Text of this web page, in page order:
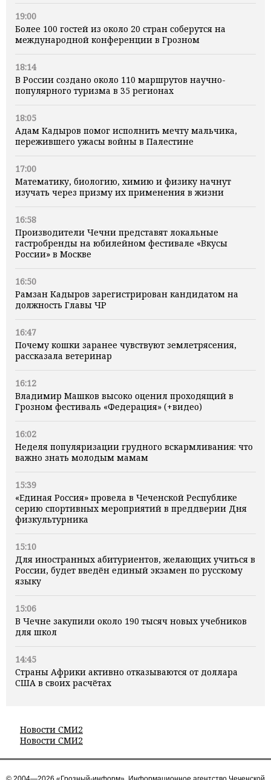
19:00
Более 100 гостей из около 20 стран соберутся на
международной конференции в Грозном
18:14
В России создано около 110 маршрутов научно-
популярного туризма в 35 регионах
18:05
Адам Кадыров помог исполнить мечту мальчика,
пережившего ужасы войны в Палестине
17:00
Математику, биологию, химию и физику начнут
изучать через призму их применения в жизни
16:58
Производители Чечни представят локальные
гастробренды на юбилейном фестивале «Вкусы
России» в Москве
16:50
Рамзан Кадыров зарегистрирован кандидатом на
должность Главы ЧР
16:47
Почему кошки заранее чувствуют землетрясения,
рассказала ветеринар
16:12
Владимир Машков высоко оценил проходящий в
Грозном фестиваль «Федерация» (+видео)
16:02
Неделя популяризации грудного вскармливания: что
важно знать молодым мамам
15:39
«Единая Россия» провела в Чеченской Республике
серию спортивных мероприятий в преддверии Дня
физкультурника
15:10
Для иностранных абитуриентов, желающих учиться в
России, будет введён единый экзамен по русскому
языку
15:06
В Чечне закупили около 190 тысяч новых учебников
для школ
14:45
Страны Африки активно отказываются от доллара
США в своих расчётах
Новости СМИ2
Новости СМИ2